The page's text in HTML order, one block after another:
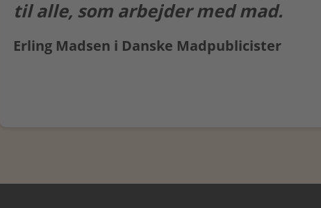
til alle, som arbejder med mad.
Erling Madsen i Danske Madpublicister